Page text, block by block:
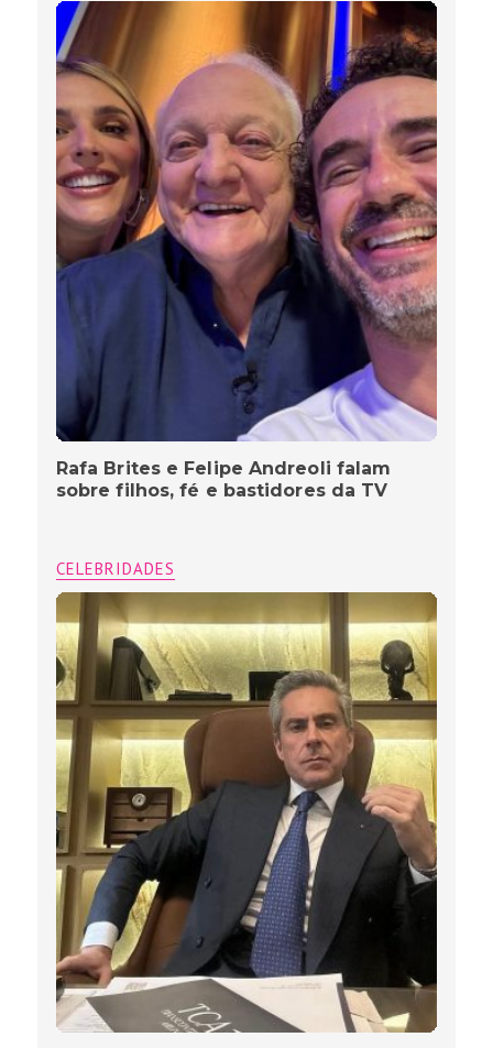
Rafa Brites e Felipe Andreoli falam
sobre filhos, fé e bastidores da TV
CELEBRIDADES